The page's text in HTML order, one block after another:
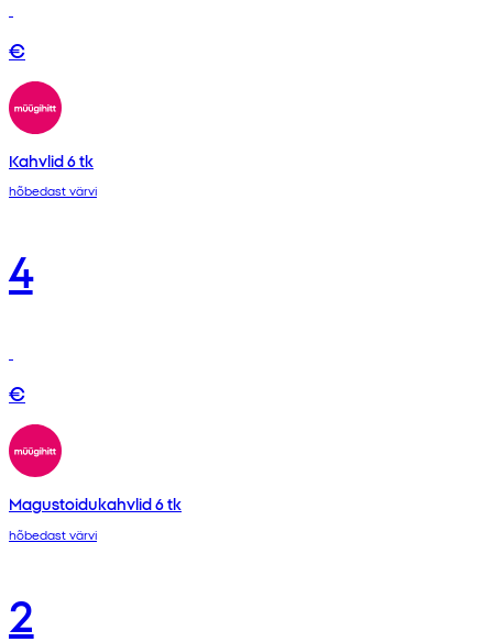
€
Kahvlid 6 tk
hõbedast värvi
4
€
Magustoidukahvlid 6 tk
hõbedast värvi
2